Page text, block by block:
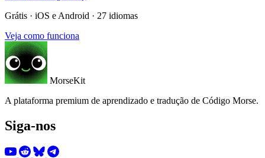
Grátis · iOS e Android · 27 idiomas
Veja como funciona
MorseKit
A plataforma premium de aprendizado e tradução de Código Morse.
Siga-nos